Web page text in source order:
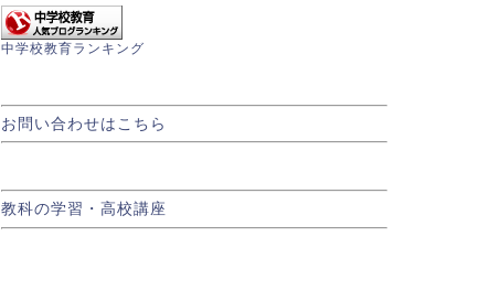
中学校教育ランキング
お問い合わせはこちら
教科の学習・高校講座